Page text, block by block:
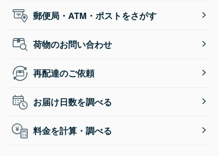
郵便局・ATM・ポストをさがす
荷物のお問い合わせ
再配達のご依頼
お届け日数を調べる
料金を計算・調べる